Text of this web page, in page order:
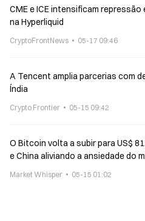
CME e ICE intensificam
na Hyperliquid
CryptoFrontNews 05-17 09:46
A Tencent amplia parcerias com
Índia
Crypto Frontier 05-15 09:42
O Bitcoin volta a subir para US$
e China aliviando a ansiedade do
Market Whisper 05-15 01:02